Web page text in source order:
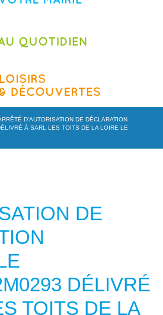
D’AUTORISATION DE DÉCLARATION
À SARL LES TOITS DE LA LOIRE LE
DE
DÉLIVRÉ
TOITS DE LA